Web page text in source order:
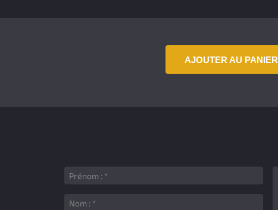
AJOUTER AU PANIER